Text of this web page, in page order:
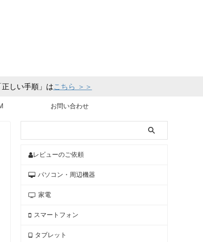
しい手順」はこちら ＞＞
お問い合わせ
レビューのご依頼
パソコン・周辺機器
家電
スマートフォン
タブレット